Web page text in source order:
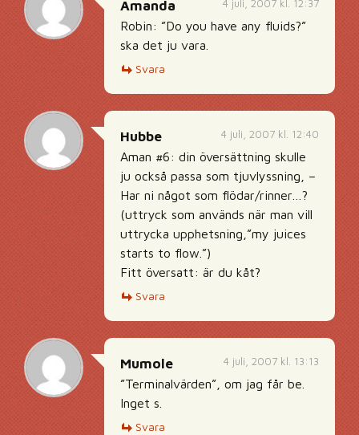
4 juli, 2007 kl. 12:37
Amanda
Robin: ”Do you have any fluids?”
ska det ju vara.
Svara
4 juli, 2007 kl. 12:40
Hubbe
Aman #6: din översättning skulle
ju också passa som tjuvlyssning, –
Har ni något som flödar/rinner…?
(uttryck som används när man vill
uttrycka upphetsning,”my juices
starts to flow.”)
Fitt översatt: är du kåt?
Svara
4 juli, 2007 kl. 13:13
Mumole
”Terminalvärden”, om jag får be.
Inget s.
Svara